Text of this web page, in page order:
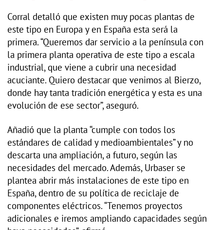
Corral detalló que existen muy pocas plantas de
este tipo en Europa y en España esta será la
primera. “Queremos dar servicio a la península con
la primera planta operativa de este tipo a escala
industrial, que viene a cubrir una necesidad
acuciante. Quiero destacar que venimos al Bierzo,
donde hay tanta tradición energética y esta es una
evolución de ese sector”, aseguró.
Añadió que la planta “cumple con todos los
estándares de calidad y medioambientales” y no
descarta una ampliación, a futuro, según las
necesidades del mercado. Además, Urbaser se
plantea abrir más instalaciones de este tipo en
España, dentro de su política de reciclaje de
componentes eléctricos. “Tenemos proyectos
adicionales e iremos ampliando capacidades según